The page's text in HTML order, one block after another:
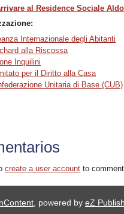
al Residence Sociale
Internazionale degli Abitanti
alla Riscossa
Inquilini
per il Diritto alla Casa
Unitaria di Base (CUB)
create a user account to
, powered byeZ